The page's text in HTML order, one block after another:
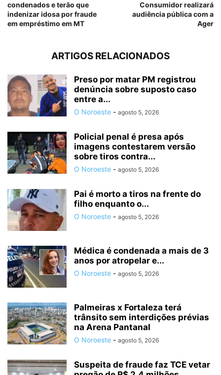
condenados e terão que
indenizar idosa por fraude
em empréstimo em MT
Consumidor realizará
audiência pública com a
Ager
ARTIGOS RELACIONADOS
Preso por matar PM registrou
denúncia sobre suposto caso
entre a...
O Noroeste - agosto 5, 2026
Policial penal é presa após
imagens contestarem versão
sobre tiros contra...
O Noroeste - agosto 5, 2026
Pai é morto a tiros na frente do
filho enquanto o...
O Noroeste - agosto 5, 2026
Médica é condenada a mais de 3
anos por atropelar e...
O Noroeste - agosto 5, 2026
Palmeiras x Fortaleza terá
trânsito sem interdições prévias
na Arena Pantanal
O Noroeste - agosto 5, 2026
Suspeita de fraude faz TCE vetar